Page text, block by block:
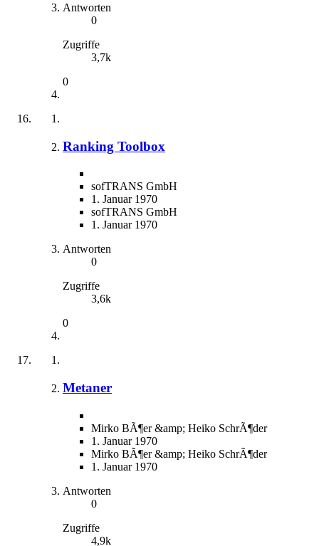
Antworten
0
Zugriffe
3,7k
0
Ranking Toolbox
sofTRANS GmbH
1. Januar 1970
sofTRANS GmbH
1. Januar 1970
Antworten
0
Zugriffe
3,6k
0
Metaner
Mirko BÃ¶er &amp; Heiko SchrÃ¶der
1. Januar 1970
Mirko BÃ¶er &amp; Heiko SchrÃ¶der
1. Januar 1970
Antworten
0
Zugriffe
4,9k